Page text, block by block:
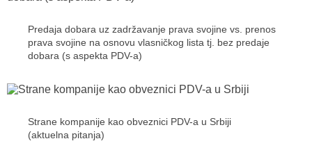
Predaja dobara uz zadržavanje prava svojine vs. prenos
prava svojine na osnovu vlasničkog lista tj. bez predaje
dobara (s aspekta PDV-a)
Strane kompanije kao obveznici PDV-a u Srbiji
(aktuelna pitanja)